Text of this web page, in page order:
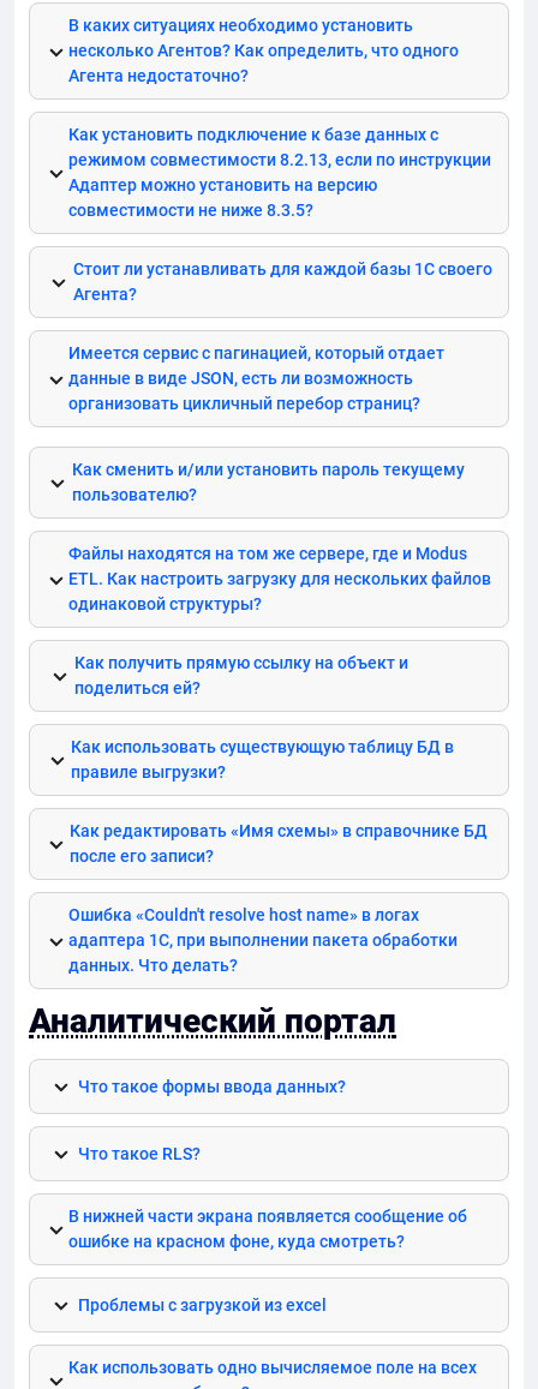
В каких ситуациях необходимо установить
несколько Агентов? Как определить, что одного
Агента недостаточно?
Как установить подключение к базе данных с
режимом совместимости 8.2.13, если по инструкции
Адаптер можно установить на версию
совместимости не ниже 8.3.5?
Стоит ли устанавливать для каждой базы 1C своего
Агента?
Имеется сервис с пагинацией, который отдает
данные в виде JSON, есть ли возможность
организовать цикличный перебор страниц?
Как сменить и/или установить пароль текущему
пользователю?
Файлы находятся на том же сервере, где и Modus
ETL. Как настроить загрузку для нескольких файлов
одинаковой структуры?
Как получить прямую ссылку на объект и
поделиться ей?
Как использовать существующую таблицу БД в
правиле выгрузки?
Как редактировать «Имя схемы» в справочнике БД
после его записи?
Ошибка «Couldn't resolve host name» в логах
адаптера 1С, при выполнении пакета обработки
данных. Что делать?
Аналитический портал
Что такое формы ввода данных?
Что такое RLS?
В нижней части экрана появляется сообщение об
ошибке на красном фоне, куда смотреть?
Проблемы с загрузкой из excel
Как использовать одно вычисляемое поле на всех